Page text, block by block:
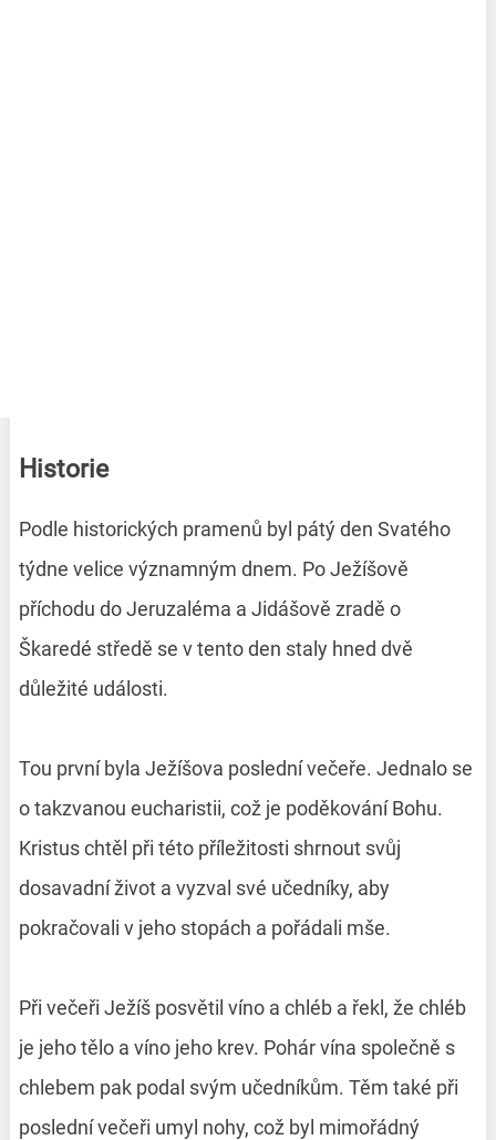
Historie
Podle historických pramenů byl pátý den Svatého
týdne velice významným dnem. Po Ježíšově
příchodu do Jeruzaléma a Jidášově zradě o
Škaredé středě se v tento den staly hned dvě
důležité události.
Tou první byla Ježíšova poslední večeře. Jednalo se
o takzvanou eucharistii, což je poděkování Bohu.
Kristus chtěl při této příležitosti shrnout svůj
dosavadní život a vyzval své učedníky, aby
pokračovali v jeho stopách a pořádali mše.
Při večeři Ježíš posvětil víno a chléb a řekl, že chléb
je jeho tělo a víno jeho krev. Pohár vína společně s
chlebem pak podal svým učedníkům. Těm také při
poslední večeři umyl nohy, což byl mimořádný